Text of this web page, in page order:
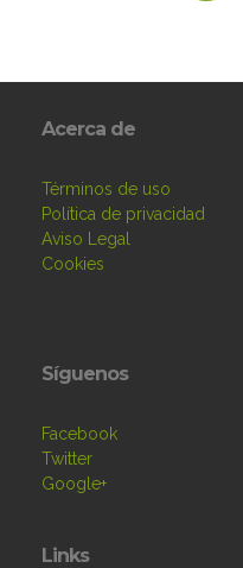
Acerca de
Términos de uso
Política de privacidad
Aviso Legal
Cookies
Síguenos
Facebook
Twitter
Google+
Links